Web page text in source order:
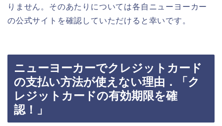
りません。そのあたりについては各自ニューヨーカー
の公式サイトを確認していただけると幸いです。
ニューヨーカーでクレジットカード
の支払い方法が使えない理由．「ク
レジットカードの有効期限を確
認！」